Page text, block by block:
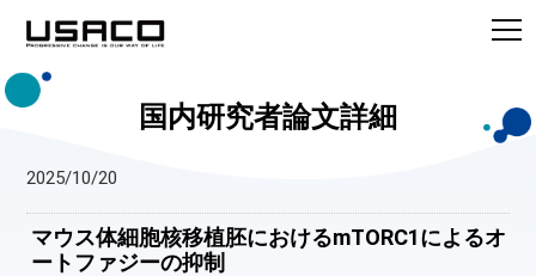
国内研究者論文詳細
2025/10/20
マウス体細胞核移植胚におけるmTORC1によるオ
ートファジーの抑制